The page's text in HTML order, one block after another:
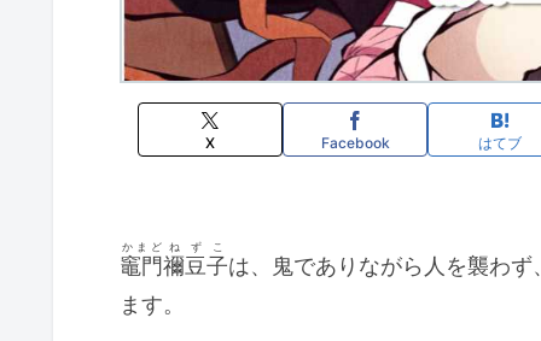
X Facebook はてブ
竈門
かまど
禰豆子
ねずこ
は、鬼でありながら人を襲わ
ます。